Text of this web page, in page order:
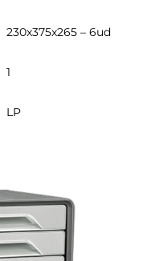
230x375x265 – 6ud
1
LP